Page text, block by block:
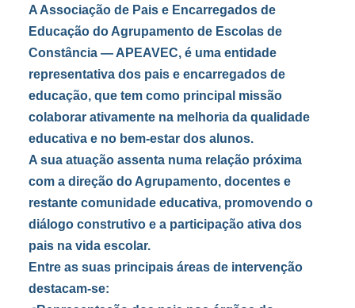
A Associação de Pais e Encarregados de
Educação do Agrupamento de Escolas de
Constância — APEAVEC, é uma entidade
representativa dos pais e encarregados de
educação, que tem como principal missão
colaborar ativamente na melhoria da qualidade
educativa e no bem-estar dos alunos.
A sua atuação assenta numa relação próxima
com a direção do Agrupamento, docentes e
restante comunidade educativa, promovendo o
diálogo construtivo e a participação ativa dos
pais na vida escolar.
Entre as suas principais áreas de intervenção
destacam-se: